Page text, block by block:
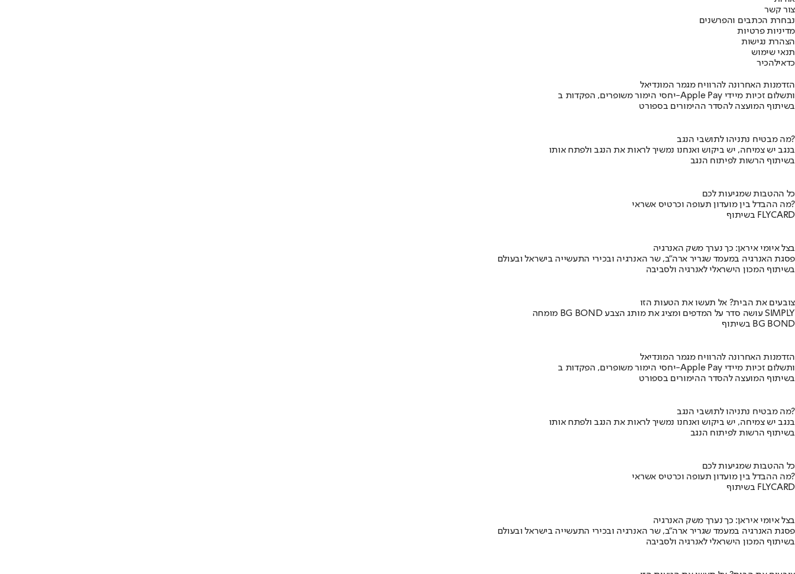
צור קשר
נבחרת הכתבים והפרשנים
מדיניות פרטיות
הצהרת נגישות
תנאי שימוש
כדאילהכיר
הזדמנות האחרונה להרוויח מגמר המונדיאל
יחסי הימור משופרים, הפקדות ב-Apple Pay ותשלום זכיות מיידי
בשיתוף המועצה להסדר ההימורים בספורט
מה מבטיח נתניהו לתושבי הנגב?
בנגב יש צמיחה, יש ביקוש ואנחנו נמשיך לראות את הנגב ולפתח אותו
בשיתוף הרשות לפיתוח הנגב
כל ההטבות שמגיעות לכם
מה ההבדל בין מועדון תעופה וכרטיס אשראי?
בשיתוף FLYCARD
בצל איומי איראן: כך נערך משק האנרגיה
פסגת האנרגיה במעמד שגריר ארה"ב, שר האנרגיה ובכירי התעשייה בישראל ובעולם
בשיתוף המכון הישראלי לאנרגיה ולסביבה
צובעים את הבית? אל תעשו את הטעות הזו
מומחה BG BOND עושה סדר על המדפים ומציג את מותג הצבע SIMPLY
בשיתוף BG BOND
הזדמנות האחרונה להרוויח מגמר המונדיאל
יחסי הימור משופרים, הפקדות ב-Apple Pay ותשלום זכיות מיידי
בשיתוף המועצה להסדר ההימורים בספורט
מה מבטיח נתניהו לתושבי הנגב?
בנגב יש צמיחה, יש ביקוש ואנחנו נמשיך לראות את הנגב ולפתח אותו
בשיתוף הרשות לפיתוח הנגב
כל ההטבות שמגיעות לכם
מה ההבדל בין מועדון תעופה וכרטיס אשראי?
בשיתוף FLYCARD
בצל איומי איראן: כך נערך משק האנרגיה
פסגת האנרגיה במעמד שגריר ארה"ב, שר האנרגיה ובכירי התעשייה בישראל ובעולם
בשיתוף המכון הישראלי לאנרגיה ולסביבה